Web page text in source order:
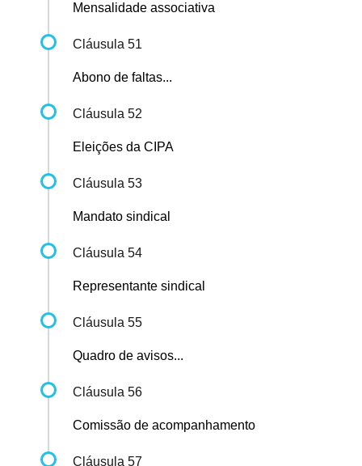
Mensalidade associativa
Cláusula 51
Abono de faltas...
Cláusula 52
Eleições da CIPA
Cláusula 53
Mandato sindical
Cláusula 54
Representante sindical
Cláusula 55
Quadro de avisos...
Cláusula 56
Comissão de acompanhamento
Cláusula 57